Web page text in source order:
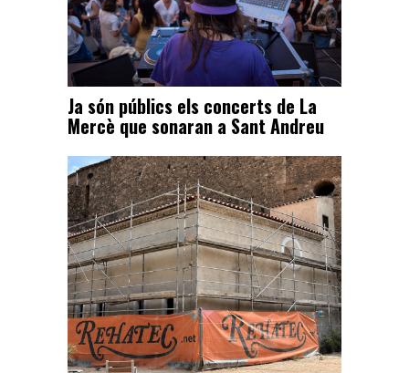
Ja són públics els concerts de La
Mercè que sonaran a Sant Andreu